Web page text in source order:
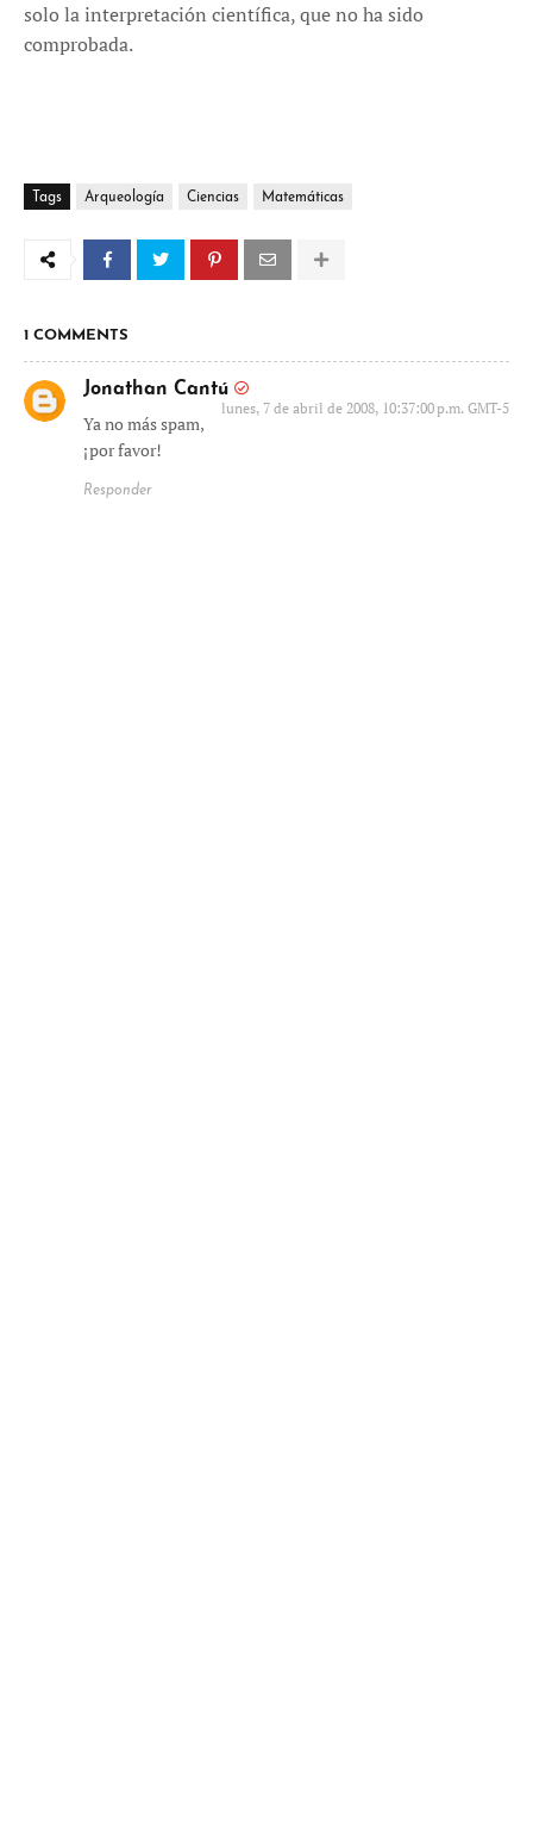
solo la interpretación científica, que no ha sido
comprobada.
Tags Arqueología Ciencias Matemáticas
1 COMMENTS
Jonathan Cantú
lunes, 7 de abril de 2008, 10:37:00 p.m. GMT-5
Ya no más spam,
¡por favor!
Responder